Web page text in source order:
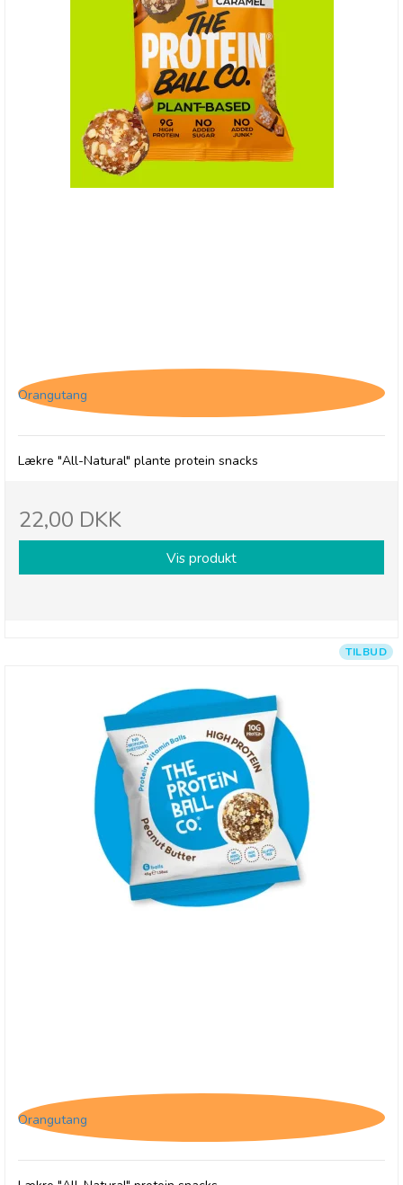
Orangutang
Lækre "All-Natural" plante protein snacks
22,00 DKK
Vis produkt
TILBUD
Orangutang